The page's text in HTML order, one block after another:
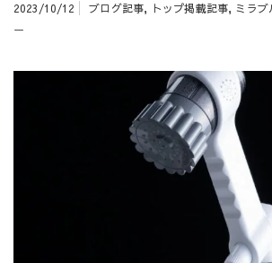
2023/10/12 ブログ記事, トップ掲載記事, ミラ
ー